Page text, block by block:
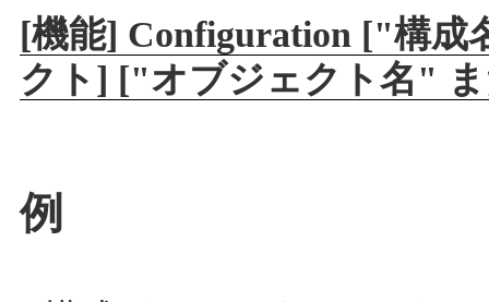
[機能] Configuration ["構成
クト] ["オブジェクト名"
例